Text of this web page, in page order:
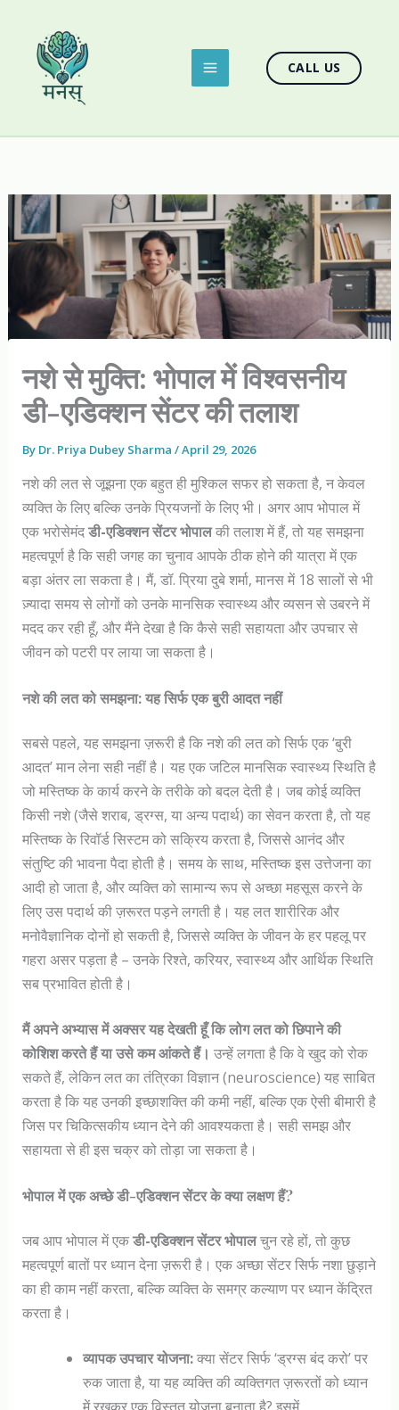
content
CALL US
नशे से मुक्ति: भोपाल में विश्वसनीय
डी-एडिक्शन सेंटर की तलाश
By Dr. Priya Dubey Sharma /April 29, 2026
नशे की लत से जूझना एक बहुत ही मुश्किल सफर हो सकता है, न केवल
व्यक्ति के लिए बल्कि उनके प्रियजनों के लिए भी। अगर आप भोपाल में
एक भरोसेमंदडी-एडिक्शन सेंटर भोपालकी तलाश में हैं, तो यह समझना
महत्वपूर्ण है कि सही जगह का चुनाव आपके ठीक होने की यात्रा में एक
बड़ा अंतर ला सकता है। मैं, डॉ. प्रिया दुबे शर्मा, मानस में 18 सालों से भी
ज़्यादा समय से लोगों को उनके मानसिक स्वास्थ्य और व्यसन से उबरने में
मदद कर रही हूँ, और मैंने देखा है कि कैसे सही सहायता और उपचार से
जीवन को पटरी पर लाया जा सकता है।
नशे की लत को समझना: यह सिर्फ एक बुरी आदत नहीं
सबसे पहले, यह समझना ज़रूरी है कि नशे की लत को सिर्फ एक ‘बुरी
आदत’ मान लेना सही नहीं है। यह एक जटिल मानसिक स्वास्थ्य स्थिति है
जो मस्तिष्क के कार्य करने के तरीके को बदल देती है। जब कोई व्यक्ति
किसी नशे (जैसे शराब, ड्रग्स, या अन्य पदार्थ) का सेवन करता है, तो यह
मस्तिष्क के रिवॉर्ड सिस्टम को सक्रिय करता है, जिससे आनंद और
संतुष्टि की भावना पैदा होती है। समय के साथ, मस्तिष्क इस उत्तेजना का
आदी हो जाता है, और व्यक्ति को सामान्य रूप से अच्छा महसूस करने के
लिए उस पदार्थ की ज़रूरत पड़ने लगती है। यह लत शारीरिक और
मनोवैज्ञानिक दोनों हो सकती है, जिससे व्यक्ति के जीवन के हर पहलू पर
गहरा असर पड़ता है – उनके रिश्ते, करियर, स्वास्थ्य और आर्थिक स्थिति
सब प्रभावित होती है।
मैं अपने अभ्यास में अक्सर यह देखती हूँ कि लोग लत को छिपाने की
कोशिश करते हैं या उसे कम आंकते हैं। उन्हें लगता है कि वे खुद को रोक
सकते हैं, लेकिन लत का तंत्रिका विज्ञान (neuroscience) यह साबित
करता है कि यह उनकी इच्छाशक्ति की कमी नहीं, बल्कि एक ऐसी बीमारी है
जिस पर चिकित्सकीय ध्यान देने की आवश्यकता है। सही समझ और
सहायता से ही इस चक्र को तोड़ा जा सकता है।
भोपाल में एक अच्छे डी-एडिक्शन सेंटर के क्या लक्षण हैं?
जब आप भोपाल में एकडी-एडिक्शन सेंटर भोपालचुन रहे हों, तो कुछ
महत्वपूर्ण बातों पर ध्यान देना ज़रूरी है। एक अच्छा सेंटर सिर्फ नशा छुड़ाने
का ही काम नहीं करता, बल्कि व्यक्ति के समग्र कल्याण पर ध्यान केंद्रित
करता है।
व्यापक उपचार योजना:क्या सेंटर सिर्फ ‘ड्रग्स बंद करो’ पर
रुक जाता है, या यह व्यक्ति की व्यक्तिगत ज़रूरतों को ध्यान